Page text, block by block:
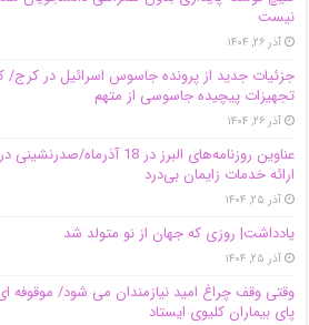
نیست
آذر ۲۶, ۱۴۰۴
جزئیات جدید از پرونده جاسوس اسرائیل در
تجهیزات پیچیده جاسوسی از متهم
آذر ۲۶, ۱۴۰۴
عناوین روزنامه‌های البرز در ‌18 آذرماه/صدرنشینی در
ارائه خدمات زایمان بی‌درد
آذر ۲۵, ۱۴۰۴
یادداشت| روزی که جهان از نو متولد شد
آذر ۲۵, ۱۴۰۴
وقتی وقف چراغ امید نیازمندان می شود/ موقوفه
پای بیماران کلیوی ایستاد